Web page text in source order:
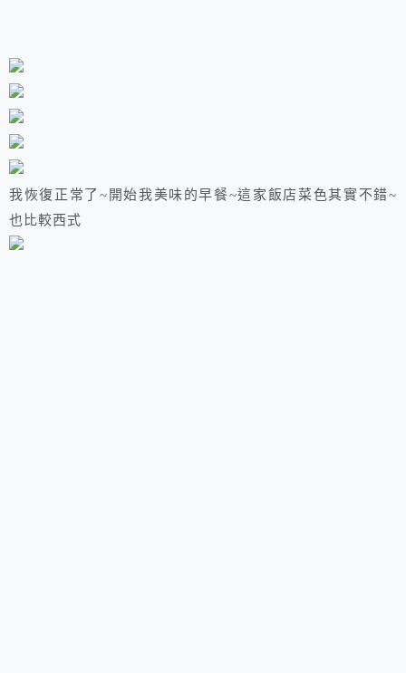
我恢復正常了~開始我美味的早餐~這家飯店菜色其實不錯~
也比較西式